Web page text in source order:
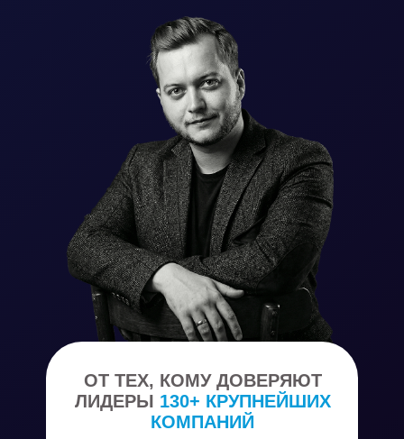
ОТ ТЕХ, КОМУ ДОВЕРЯЮТ
ЛИДЕРЫ 130+ КРУПНЕЙШИХ
КОМПАНИЙ